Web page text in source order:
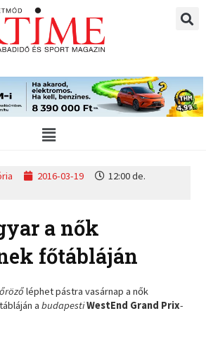
Main
Menu
2016-03-19
12:00 de.
a nők
főtábláján
léphet pástra vasárnap a nők
a budapestiWestEnd Grand Prix-